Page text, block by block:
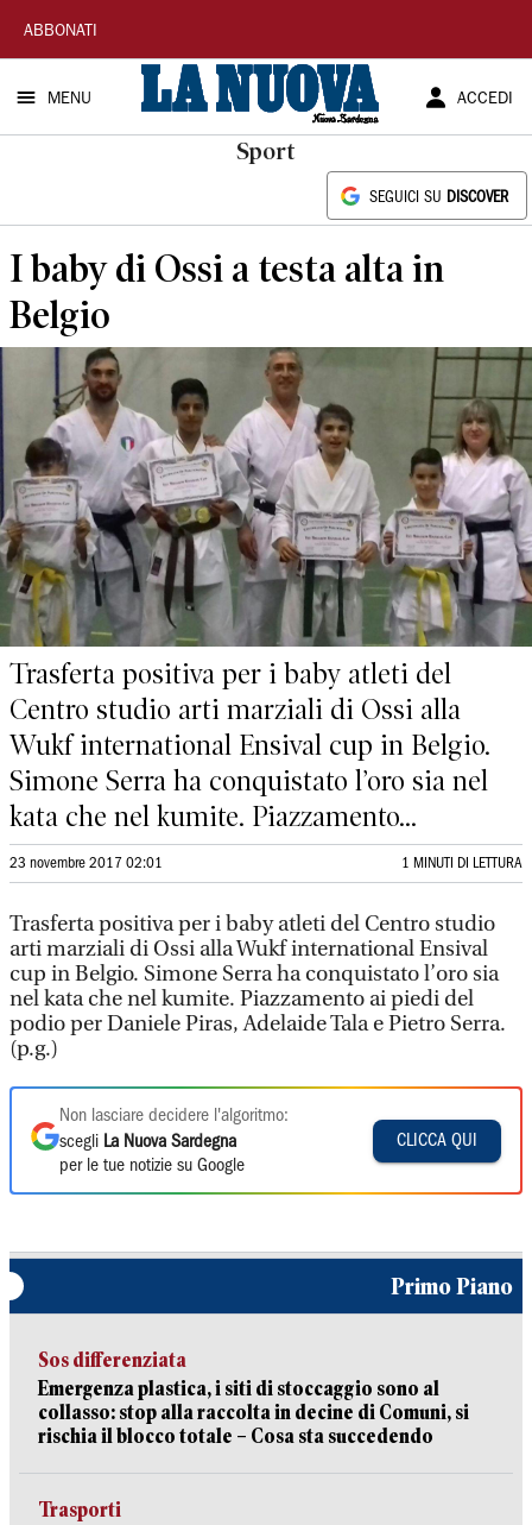
La
Nuova
Sardegna
ABBONATI
MENU ACCEDI
Sport
SEGUICI SU DISCOVER
I baby di Ossi a testa alta in
Belgio
Trasferta positiva per i baby atleti del
Centro studio arti marziali di Ossi alla
Wukf international Ensival cup in Belgio.
Simone Serra ha conquistato l’oro sia nel
kata che nel kumite. Piazzamento...
23 novembre 2017 02:01 1 MINUTI DI LETTURA
Trasferta positiva per i baby atleti del Centro studio
arti marziali di Ossi alla Wukf international Ensival
cup in Belgio. Simone Serra ha conquistato l’oro sia
nel kata che nel kumite. Piazzamento ai piedi del
podio per Daniele Piras, Adelaide Tala e Pietro Serra.
(p.g.)
Non lasciare decidere l'algoritmo:
scegli La Nuova Sardegna
per le tue notizie su Google
CLICCA QUI
Primo Piano
Sos differenziata
Emergenza plastica, i siti di stoccaggio sono al
collasso: stop alla raccolta in decine di Comuni, si
rischia il blocco totale – Cosa sta succedendo
Trasporti